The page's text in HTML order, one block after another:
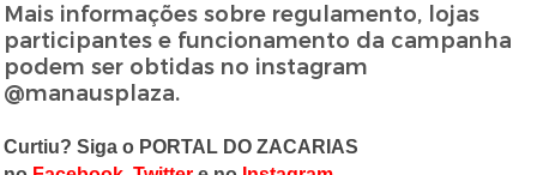
Mais informações sobre regulamento, lojas
participantes e funcionamento da campanha
podem ser obtidas no instagram
@manausplaza.
Curtiu? Siga o PORTAL DO ZACARIAS